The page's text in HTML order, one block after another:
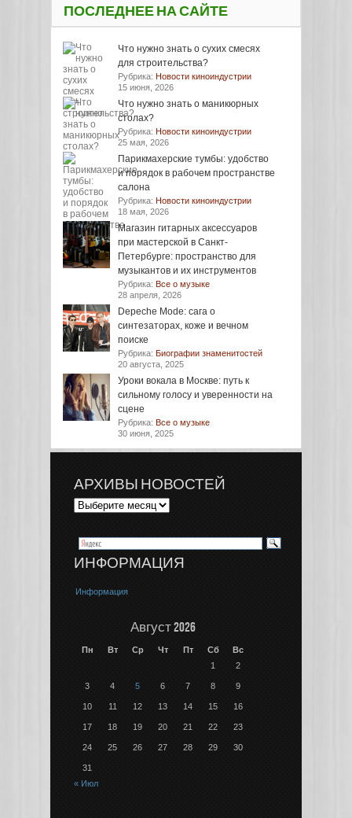
ПОСЛЕДНЕЕ НА САЙТЕ
Что нужно знать о сухих смесях
для строительства?
Рубрика: Новости киноиндустрии
15 июня, 2026
Что нужно знать о маникюрных
столах?
Рубрика: Новости киноиндустрии
25 мая, 2026
Парикмахерские тумбы: удобство
и порядок в рабочем пространстве
салона
Рубрика: Новости киноиндустрии
18 мая, 2026
Магазин гитарных аксессуаров
при мастерской в Санкт-
Петербурге: пространство для
музыкантов и их инструментов
Рубрика: Все о музыке
28 апреля, 2026
Depeche Mode: сага о
синтезаторах, коже и вечном
поиске
Рубрика: Биографии знаменитостей
20 августа, 2025
Уроки вокала в Москве: путь к
сильному голосу и уверенности на
сцене
Рубрика: Все о музыке
30 июня, 2025
АРХИВЫ НОВОСТЕЙ
ИНФОРМАЦИЯ
Информация
Август 2026
Пн Вт Ср Чт Пт Сб
Вс
1
2
3 4 5 6 7 8 9
10 11 12 13 14 15 16
17 18 19 20 21 22 23
24 25 26 27 28 29 30
31
« Июл